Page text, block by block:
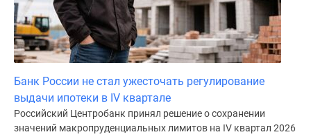
Банк России не стал ужесточать регулирование
выдачи ипотеки в IV квартале
Российский Центробанк принял решение о сохранении
значений макропруденциальных лимитов на IV квартал 2026